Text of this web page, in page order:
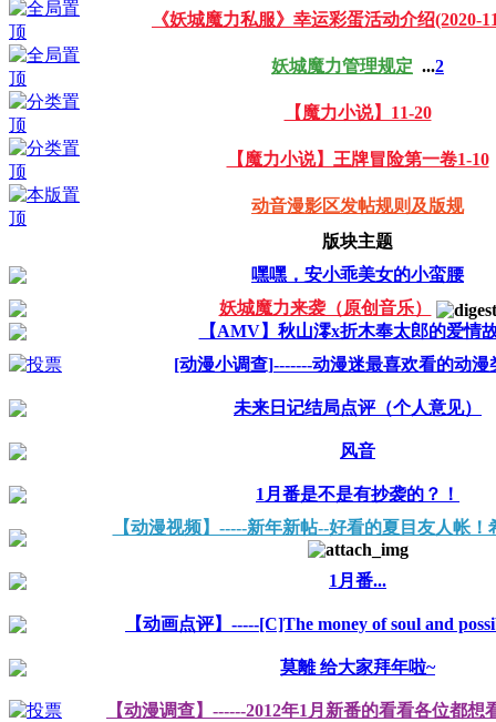
《妖城魔力私服》幸运彩蛋活动介绍(2020-
妖城魔力管理规定 ...2
【魔力小说】11-20
【魔力小说】王牌冒险第一卷1-10
动音漫影区发帖规则及版规
版块主题
嘿嘿，安小乖美女的小蛮腰
妖城魔力来袭（原创音乐）
【AMV】秋山澪x折木奉太郎的爱情
[动漫小调查]-------动漫迷最喜欢看的动漫
未来日记结局点评（个人意见）
风音
1月番是不是有抄袭的？！
【动漫视频】-----新年新帖--好看的夏目友人帐！
1月番...
【动画点评】-----[C]The money of soul and
莫離 给大家拜年啦~
【动漫调查】------2012年1月新番的看看各位都想